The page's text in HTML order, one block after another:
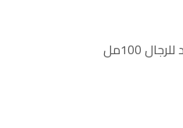
100مل